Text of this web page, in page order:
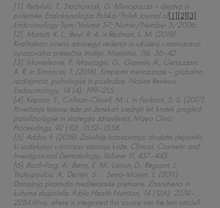
[1]. Pertyński, T., Stachowiak, G. Menopauza – dejstva in
polemike. Endokrynologia Polska/Polish Journal of[1][2][3]
Endocrinology Tom/Volume 57; Numer/Number 5/2006.
[2]. Marlatt, K. L., Beyl, R. A. in Redman, L. M. (2018).
Kvalitativna ocena zdravega vedenja in izkušenj v menopavzi:
opazovalna presečna študija. Maturitas, 116, 36–42.
[3]. Monteleone, P., Mascagni, G., Giannini, A., Genazzani,
A. R. in Simoncini, T. (2018). Simptomi menopavze – globalna
razširjenost, psihologija in posledice. Nature Reviews
Endocrinology, 14 (4), 199–215.
[4]. Kapoor, E., Collazo-Clavell, M. L. in Faubion, S. S. (2017).
Povečanje telesne teže pri ženskah srednjih let: kratek pregled
patofiziologije in strategija zdravljenja. Mayo Clinic
Proceedings, 92 (10), 1552–1558.
[5]. Addor, F. (2018). Zakulisje fotostaranja: dodatni dejavniki,
ki sodelujejo v procesu staranja kože. Clinical, Cosmetic and
Investigational Dermatology, Volume 11, 437–443.
[6]. Bach-Faig, A., Berry, E. M., Lairon, D., Reguant, J.,
Trichopoulou, A., Dernini, S. … Serra-Majem, L. (2011).
Današnja piramida mediteranske prehrane. Znanstvena in
kulturna dopolnila. Public Health Nutrition, 14 (12A), 2274–
2284.@Iva: where is integrated this source into the text article?